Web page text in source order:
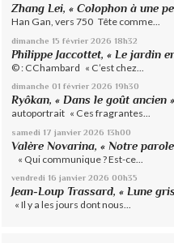
Zhang Lei, « Colophon à une
Han Gan, vers 750 Tête comme...
dimanche 15 février 2026 18h32
Philippe Jaccottet, « Le jardin
© : CChambard « C’est chez...
dimanche 01 février 2026 19h30
Ryôkan, « Dans le goût ancien »
autoportrait « Ces fragrantes...
samedi 17 janvier 2026 13h00
Valère Novarina, « Notre
« Qui communique ? Est-ce...
vendredi 16 janvier 2026 00h35
Jean-Loup Trassard, « Lune
« Il y a les jours dont nous...